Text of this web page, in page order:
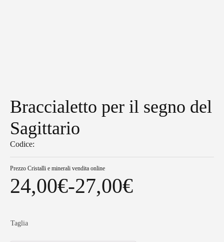
Braccialetto per il segno del
Sagittario
Codice:
Prezzo Cristalli e minerali vendita online
24,00€-27,00€
Fascia
di
Taglia